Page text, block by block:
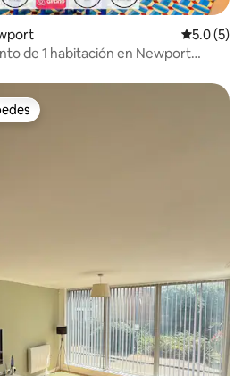
5.0 (5)
de 1 habitación en Newport